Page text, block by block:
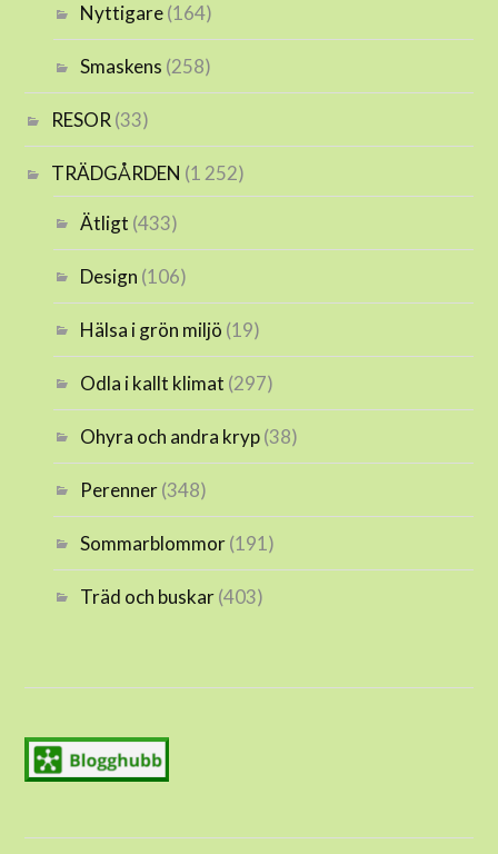
Nyttigare(164)
Smaskens (258)
RESOR(33)
TRÄDGÅRDEN (1 252)
Ätligt (433)
Design (106)
Hälsa i grön miljö (19)
Odla i kallt klimat (297)
Ohyra och andra kryp(38)
Perenner(348)
Sommarblommor(191)
Träd och buskar(403)